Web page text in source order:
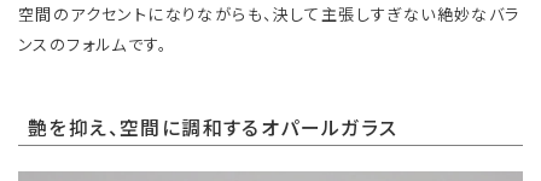
空間のアクセントになりながらも、決して主張しすぎない絶妙なバラ
ンスのフォルムです。
艶を抑え、空間に調和するオパールガラス